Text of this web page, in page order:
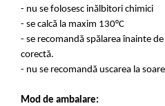
- nu se folosesc inălbitori chimici
- se calcă la maxim 130°C
- se recomandă spălarea înainte
corectă.
- nu se recomandă uscarea la
Mod de ambalare: